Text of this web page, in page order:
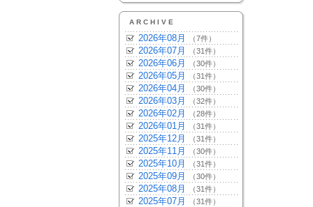
ARCHIVE
2026年08月 （7件）
2026年07月 （31件）
2026年06月 （30件）
2026年05月 （31件）
2026年04月 （30件）
2026年03月 （32件）
2026年02月 （28件）
2026年01月 （31件）
2025年12月 （31件）
2025年11月 （30件）
2025年10月 （31件）
2025年09月 （30件）
2025年08月 （31件）
2025年07月 （31件）